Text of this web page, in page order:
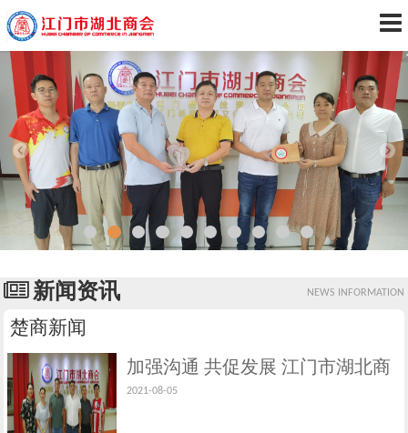
新闻资讯 NEWS INFORMATION
楚商新闻
加强沟通 共促发展 江门市湖北商
会接待新会员到访
2021-08-05